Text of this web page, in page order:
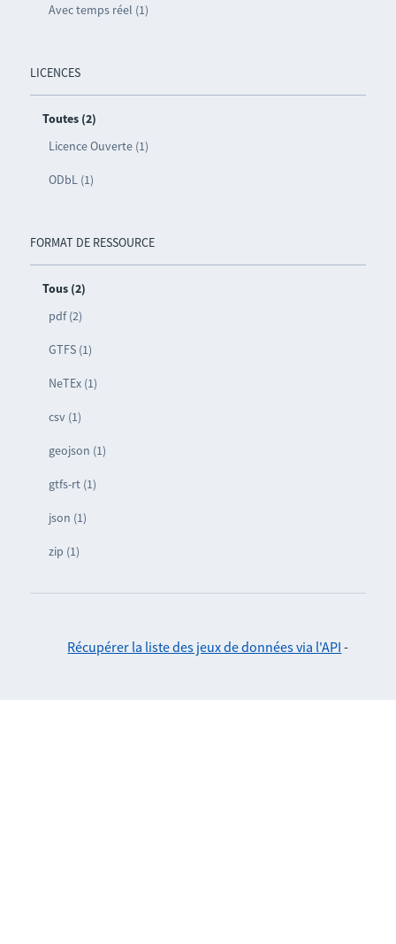
Avec temps réel (1)
LICENCES
Toutes (2)
Licence Ouverte (1)
ODbL (1)
FORMAT DE RESSOURCE
Tous (2)
pdf (2)
GTFS (1)
NeTEx (1)
csv (1)
geojson (1)
gtfs-rt (1)
json (1)
zip (1)
Récupérer la liste des jeux de données via l'API -